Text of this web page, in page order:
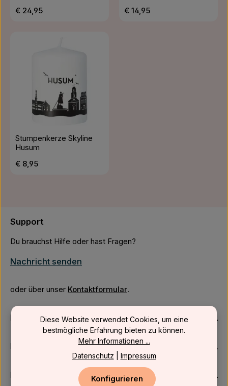
Regulärer Preis:
€ 24,95
Regulärer Preis:
€ 14,95
Stumpenkerze Skyline
Husum
Regulärer Preis:
€ 8,95
Support
Du brauchst Hilfe oder hast Fragen?
Nachricht senden
oder über unser Kontaktformular.
Firmenkunden
Kundenservice
Newsletter
Diese Website verwendet Cookies, um eine
bestmögliche Erfahrung bieten zu können.
Mehr Informationen ...
Datenschutz
Impressum
Konfigurieren